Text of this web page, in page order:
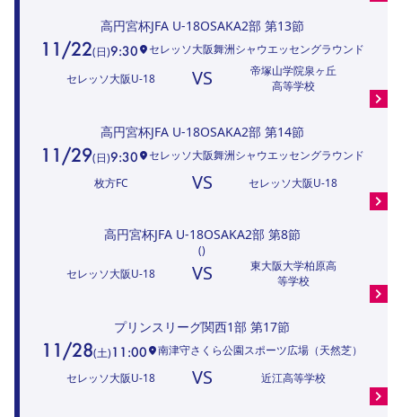
高円宮杯JFA U-18OSAKA2部 第13節
11/22(日)9:30 セレッソ大阪舞洲シャウエッセングラウンド
セレッソ大阪U-18 VS
帝塚山学院泉ヶ丘
高等学校
高円宮杯JFA U-18OSAKA2部 第14節
11/29(日)9:30 セレッソ大阪舞洲シャウエッセングラウンド
セレッソ大阪U-18
VS
枚方FC
高円宮杯JFA U-18OSAKA2部 第8節
()
セレッソ大阪U-18 VS
東大阪大学柏原高
等学校
プリンスリーグ関西1部 第17節
11/28(土)11:00 南津守さくら公園スポーツ広場（天然芝）
セレッソ大阪U-18 VS 近江高等学校